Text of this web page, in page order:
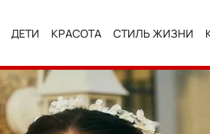
ДЕТИ КРАСОТА СТИЛЬ ЖИЗНИ